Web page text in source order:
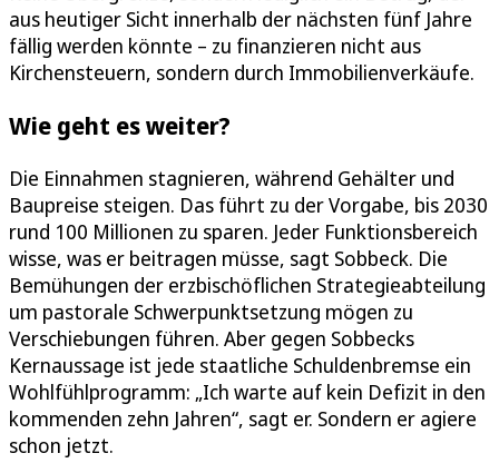
aus heutiger Sicht innerhalb der nächsten fünf Jahre
fällig werden könnte – zu finanzieren nicht aus
Kirchensteuern, sondern durch Immobilienverkäufe.
Wie geht es weiter?
Die Einnahmen stagnieren, während Gehälter und
Baupreise steigen. Das führt zu der Vorgabe, bis 2030
rund 100 Millionen zu sparen. Jeder Funktionsbereich
wisse, was er beitragen müsse, sagt Sobbeck. Die
Bemühungen der erzbischöflichen Strategieabteilung
um pastorale Schwerpunktsetzung mögen zu
Verschiebungen führen. Aber gegen Sobbecks
Kernaussage ist jede staatliche Schuldenbremse ein
Wohlfühlprogramm: „Ich warte auf kein Defizit in den
kommenden zehn Jahren“, sagt er. Sondern er agiere
schon jetzt.